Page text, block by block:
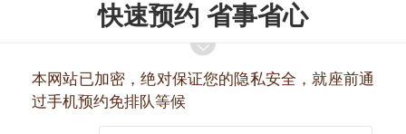
快速预约 省事省心
本网站已加密，绝对保证您的隐私安全，就座前通
过手机预约免排队等候